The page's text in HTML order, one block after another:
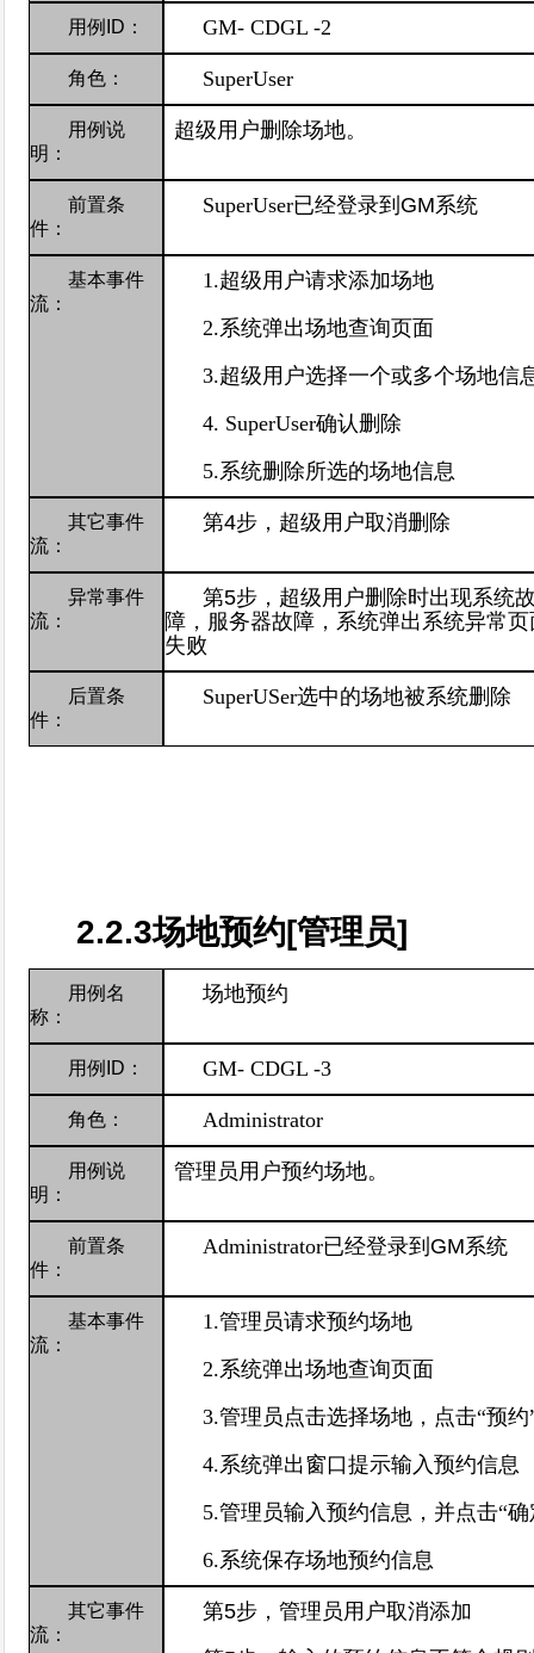
用例 ID ： GM- CDGL -2
角色： SuperUser
用例说
明：
超级用户删除场地。
前置条
件：
SuperUser已经登录到 GM系统
基本事件
流：
1.超级用户请求添加场地
2.系统弹出场地查询页面
3.超级用户选择一个或多个场地信
4. SuperUser确认删除
5.系统删除所选的场地信息
其它事件
流：
第4步，超级用户取消删除
异常事件
流：
第5步，超级用户删除时出现系统
障，服务器故障，系统弹出系统异常
失败
后置条
件：
SuperUSer选中的场地被系统删除
2.2.3场地预约[管理员]
用例名
称：
场地预约
用例 ID ： GM- CDGL -3
角色： Administrator
用例说
明：
管理员用户预约场地。
前置条
件：
Administrator已经登录到 GM系统
基本事件
流：
1.管理员请求预约场地
2.系统弹出场地查询页面
3.管理员点击选择场地，点击“预约
4.系统弹出窗口提示输入预约信息
5.管理员输入预约信息，并点击“确
6.系统保存场地预约信息
其它事件
流：
第5步，管理员用户取消添加